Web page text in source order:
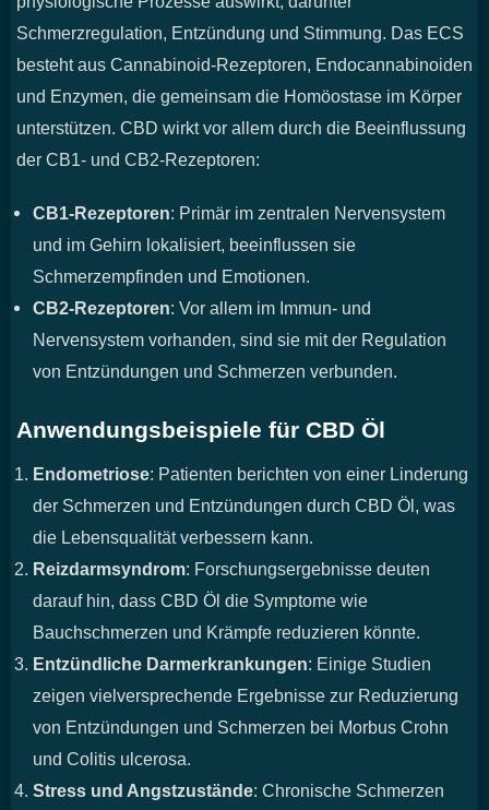
Schmerzregulation, Entzündung und Stimmung. Das ECS
besteht aus Cannabinoid-Rezeptoren, Endocannabinoiden
und Enzymen, die gemeinsam die Homöostase im Körper
unterstützen. CBD wirkt vor allem durch die Beeinflussung
der CB1- und CB2-Rezeptoren:
CB1-Rezeptoren: Primär im zentralen Nervensystem
und im Gehirn lokalisiert, beeinflussen sie
Schmerzempfinden und Emotionen.
CB2-Rezeptoren: Vor allem im Immun- und
Nervensystem vorhanden, sind sie mit der Regulation
von Entzündungen und Schmerzen verbunden.
Anwendungsbeispiele für CBD Öl
Endometriose: Patienten berichten von einer Linderung
der Schmerzen und Entzündungen durch CBD Öl, was
die Lebensqualität verbessern kann.
Reizdarmsyndrom: Forschungsergebnisse deuten
darauf hin, dass CBD Öl die Symptome wie
Bauchschmerzen und Krämpfe reduzieren könnte.
Entzündliche Darmerkrankungen: Einige Studien
zeigen vielversprechende Ergebnisse zur Reduzierung
von Entzündungen und Schmerzen bei Morbus Crohn
und Colitis ulcerosa.
Stress und Angstzustände: Chronische Schmerzen